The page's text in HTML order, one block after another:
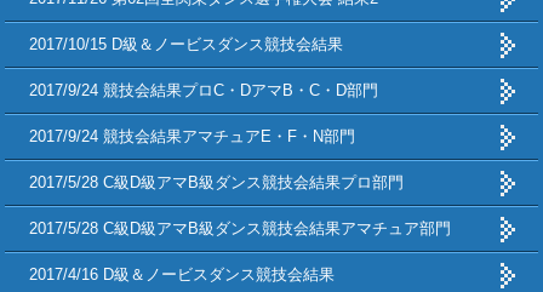
2017/10/15 D級＆ノービスダンス競技会結果
2017/9/24 競技会結果プロC・DアマB・C・D部門
2017/9/24 競技会結果アマチュアE・F・N部門
2017/5/28 C級D級アマB級ダンス競技会結果プロ部門
2017/5/28 C級D級アマB級ダンス競技会結果アマチュア部門
2017/4/16 D級＆ノービスダンス競技会結果